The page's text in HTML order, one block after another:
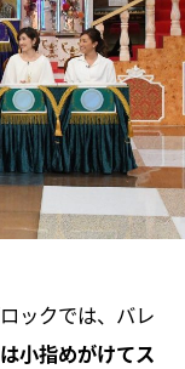
ックでは、バレ
小指めがけてス